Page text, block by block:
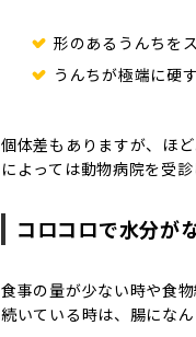
形のあるうんちを
うんちが極端に硬
個体差もありますが、ほ
によっては動物病院を受
コロコロで水分が
食事の量が少ない時や食
続いている時は、腸にな